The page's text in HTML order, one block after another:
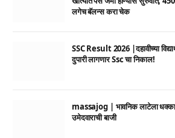
लगेच बॅलन्स करा चेक
SSC Result 2026 |दहावीच्या
दुपारी लागणार Ssc चा निकाल!
massajog | भावनिक लाटेला धक्का!
उमेदवाराची बाजी